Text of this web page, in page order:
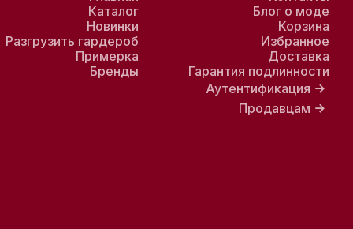
Каталог
Новинки
Разгрузить гардероб
Примерка
Бренды
Блог о моде
Корзина
Избранное
Доставка
Гарантия подлинности
Аутентификация
Продавцам